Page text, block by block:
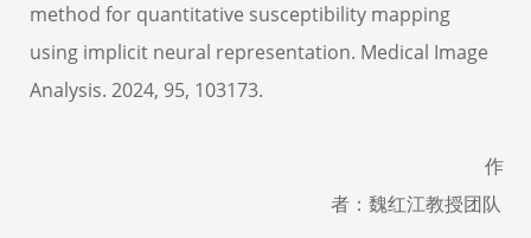
method for quantitative susceptibility mapping
using implicit neural representation. Medical Image
Analysis. 2024, 95, 103173.
作
者：魏红江教授团队